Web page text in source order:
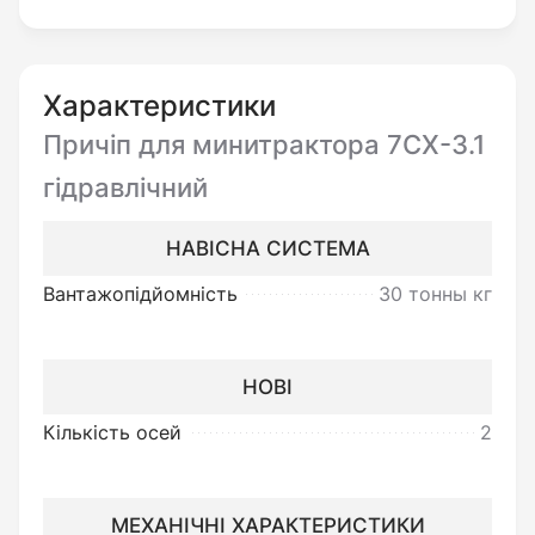
устройстве поворота колес, так как они
повторяют с небольшим смещением колею
задних колес трактора, то на 7СХ-3.1 такое
устройство (шарнирного типа) есть, так как
без него поворот или разворот осуществить
более загруженный, поэтому для удобства
грузов, то можно открыть боковой или
Характеристики
Причіп для минитрактора 7СХ-3.1
гідравлічний
НАВІСНА СИСТЕМА
Вантажопідйомність
30 тонны кг
НОВІ
Кількість осей
2
МЕХАНІЧНІ ХАРАКТЕРИСТИКИ